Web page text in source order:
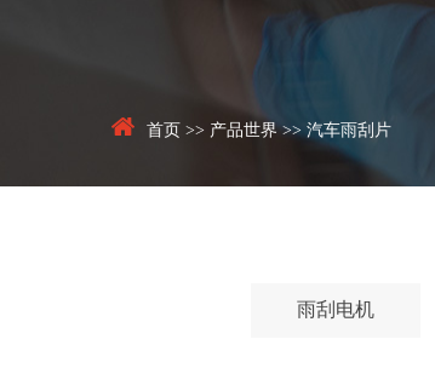
首页 >> 产品世界>> 汽车雨刮片
雨刮电机